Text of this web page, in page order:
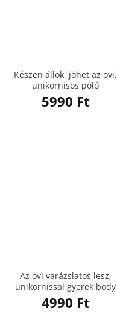
Készen állok, jöhet az ovi,
unikornisos póló
5990 Ft
Az ovi varázslatos lesz,
unikornissal gyerek body
4990 Ft